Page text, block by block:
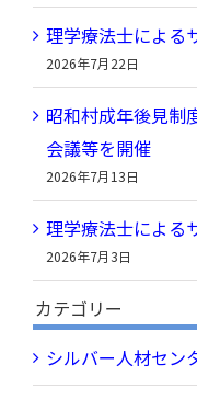
理学療法士による
2026年7月22日
昭和村成年後見制
会議等を開催
2026年7月13日
理学療法士による
2026年7月3日
カテゴリー
シルバー人材セン